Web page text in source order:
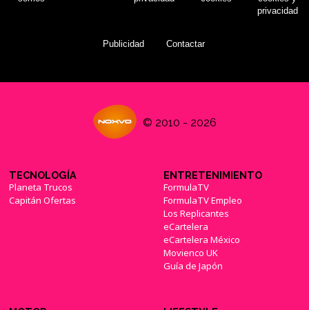
privacidad
Publicidad Contactar
© 2010 - 2026
TECNOLOGÍA
Planeta Trucos
Capitán Ofertas
ENTRETENIMIENTO
FormulaTV
FormulaTV Empleo
Los Replicantes
eCartelera
eCartelera México
Movienco UK
Guía de Japón